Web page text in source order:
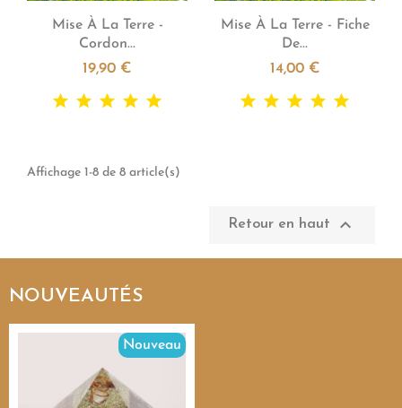
Aperçu rapide
Mise À La Terre -
Cordon...
19,90 €
Aperçu rapide
Mise À La Terre - Fiche
De...
14,00 €
Affichage 1-8 de 8 article(s)
Retour en haut 
NOUVEAUTÉS
Nouveau